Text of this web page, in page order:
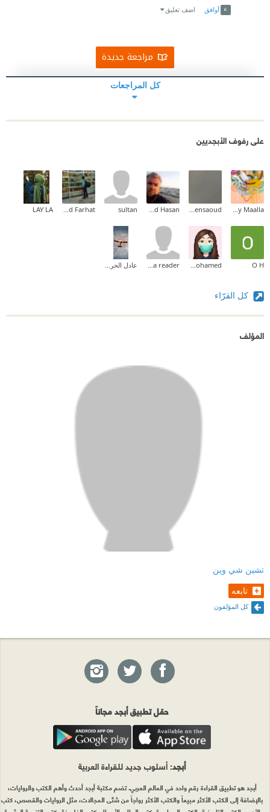
أوافق اضف تعليق
مراجعة جديدة
كل المراجعات
على رفوف الأبجديين
sultan
LAY LA
O H
كل القرّاء
المؤلف
تشين شي وين
تابعه
كل المؤلفون
حمّل تطبيق أبجد مجاناً
أبجد: أسلوب جديد للقراءة العربية
أبجد هو تطبيق القراءة رقم واحد في العالم العربي. تضم مكتبة أبجد أحدث وأهم الكتب والروايات،
بالإضافة إلى الكتب الأكثر مبيعاً والكتب الأكثر رواجاً من شتّى المجالات، مثل الروايات والقصص، كتب